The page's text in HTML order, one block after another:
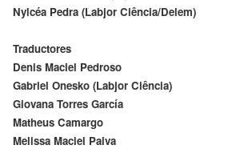
Nylcéa Pedra (Labjor Ciência/Delem)
Traductores
Denis Maciel Pedroso
Gabriel Onesko (Labjor Ciência)
Giovana Torres García
Matheus Camargo
Melissa Maciel Paiva